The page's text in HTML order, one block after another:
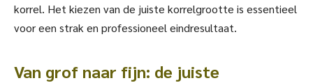
korrel. Het kiezen van de juiste korrelgrootte is essentieel
voor een strak en professioneel eindresultaat.
Van grof naar fijn: de juiste